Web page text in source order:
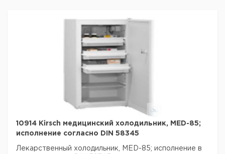
10914 Kirsch медицинский холодильник, MED-85;
исполнение согласно DIN 58345
Лекарственный холодильник, MED-85; исполнение в